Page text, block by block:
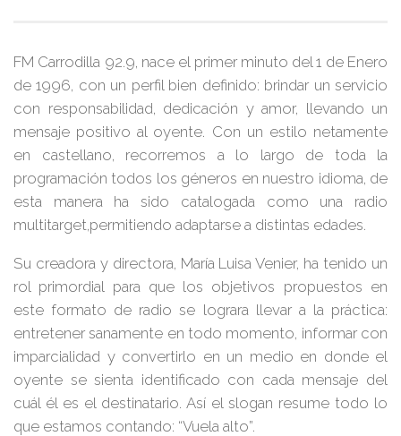
FM Carrodilla 92.9, nace el primer minuto del 1 de Enero
de 1996, con un perfil bien definido: brindar un servicio
con responsabilidad, dedicación y amor, llevando un
mensaje positivo al oyente. Con un estilo netamente
en castellano, recorremos a lo largo de toda la
programación todos los géneros en nuestro idioma, de
esta manera ha sido catalogada como una radio
multitarget,permitiendo adaptarse a distintas edades.
Su creadora y directora, María Luisa Venier, ha tenido un
rol primordial para que los objetivos propuestos en
este formato de radio se lograra llevar a la práctica:
entretener sanamente en todo momento, informar con
imparcialidad y convertirlo en un medio en donde el
oyente se sienta identificado con cada mensaje del
cuál él es el destinatario. Así el slogan resume todo lo
que estamos contando: “Vuela alto”.